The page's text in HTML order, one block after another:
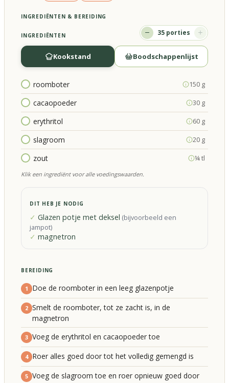
INGREDIËNTEN & BEREIDING
INGREDIËNTEN 35 porties
Kookstand Boodschappenlijst
roomboter 150 g
cacaopoeder 30 g
erythritol 60 g
slagroom 20 g
zout ¼ tl
Klik een ingrediënt voor alle voedingswaarden.
DIT HEB JE NODIG
Glazen potje met deksel (bijvoorbeeld een
jampot)
magnetron
BEREIDING
1 Doe de roomboter in een leeg glazenpotje
2 Smelt de roomboter, tot ze zacht is, in de
magnetron
3 Voeg de erythritol en cacaopoeder toe
4 Roer alles goed door tot het volledig gemengd is
5 Voeg de slagroom toe en roer opnieuw goed door